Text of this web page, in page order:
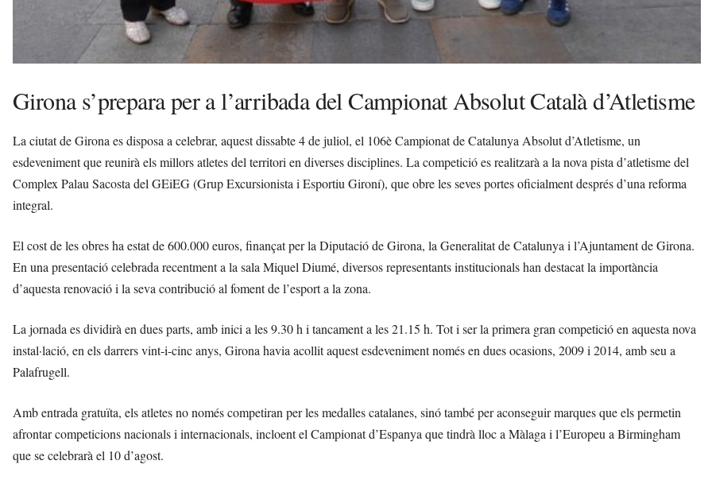
Girona s’prepara per a l’arribada del Campionat Absolut Català d’Atletisme
La ciutat de Girona es disposa a celebrar, aquest dissabte 4 de juliol, el 106è Campionat de Catalunya Absolut d’Atletisme, un
esdeveniment que reunirà els millors atletes del territori en diverses disciplines. La competició es realitzarà a la nova pista d’atletisme del
Complex Palau Sacosta del GEiEG (Grup Excursionista i Esportiu Gironí), que obre les seves portes oficialment després d’una reforma
integral.
El cost de les obres ha estat de 600.000 euros, finançat per la Diputació de Girona, la Generalitat de Catalunya i l’Ajuntament de Girona.
En una presentació celebrada recentment a la sala Miquel Diumé, diversos representants institucionals han destacat la importància
d’aquesta renovació i la seva contribució al foment de l’esport a la zona.
La jornada es dividirà en dues parts, amb inici a les 9.30 h i tancament a les 21.15 h. Tot i ser la primera gran competició en aquesta nova
instal·lació, en els darrers vint-i-cinc anys, Girona havia acollit aquest esdeveniment només en dues ocasions, 2009 i 2014, amb seu a
Palafrugell.
Amb entrada gratuïta, els atletes no només competiran per les medalles catalanes, sinó també per aconseguir marques que els permetin
afrontar competicions nacionals i internacionals, incloent el Campionat d’Espanya que tindrà lloc a Màlaga i l’Europeu a Birmingham
que se celebrarà el 10 d’agost.